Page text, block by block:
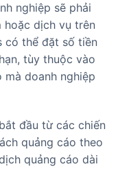
nghiệp sẽ phải
hoặc dịch vụ trên
có thể đặt số tiền
tùy thuộc vào
mà doanh nghiệp
đầu từ các chiến
quảng cáo theo
quảng cáo dài